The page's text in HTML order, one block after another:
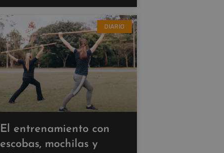
DIARIO
El entrenamiento con
escobas, mochilas y